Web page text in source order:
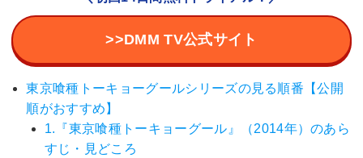
>>DMM TV公式サイト
東京喰種トーキョーグールシリーズの見る順番【公開
順がおすすめ】
1.『東京喰種トーキョーグール』（2014年）のあら
すじ・見どころ